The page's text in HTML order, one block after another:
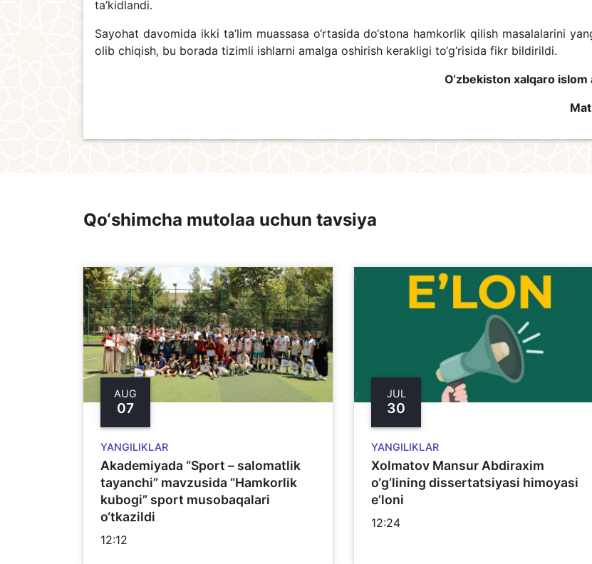
ta’kidlandi.
Sayohat davomida ikki ta’lim muassasa o‘rtasida do‘stona hamkorlik qilish masalalarini
olib chiqish, bu borada tizimli ishlarni amalga oshirish kerakligi to‘g‘risida fikr bildirildi.
O‘zbekiston xalqaro
Qo‘shimcha mutolaa uchun tavsiya
AUG
07
YANGILIKLAR
Akademiyada “Sport – salomatlik
tayanchi” mavzusida “Hamkorlik
kubogi” sport musobaqalari
o‘tkazildi
12:12
JUL
30
YANGILIKLAR
Xolmatov Mansur Abdiraxim
o‘g‘lining dissertatsiyasi himoyasi
e’loni
12:24